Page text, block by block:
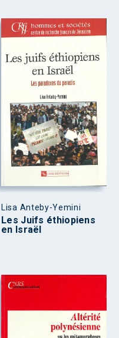
Lisa Anteby-Yemini
Les Juifs éthiopiens
en Israël